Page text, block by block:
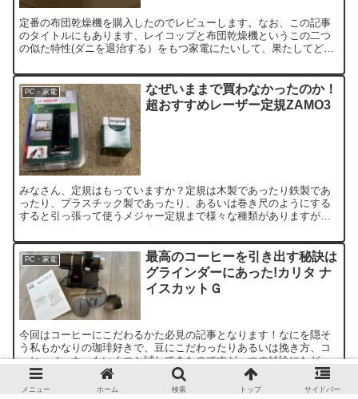
定番の布団乾燥機を購入したのでレビューします。なお、この記事
のタイトルにもあります、レイコップと布団乾燥機というこの二つ
の似た特性(ダニを退治する）をもつ家電にたいして、果たしてどち
PC・家電
なぜいままで買わなかったのか！
超おすすめレーザー定規ZAMO3
みなさん、定規はもっていますか？定規は木製であったり鉄製であ
ったり、プラスチック製であったり、あるいは巻き尺のようにする
すると引っ張って使うメジャー定規まで様々な種類がありますが一
PC・家電
最高のコーヒーを引き出す秘訣は
グラインダーにあった!カリタ ナ
イスカットＧ
今回はコーヒーにこだわるかた必見の記事となります！なにを隠そ
う私もかなりの珈琲好きで、豆にこだわったりあるいは挽き方、コ
ーヒーメーカーもいくつか試してきたのですが一つの結論にたどり
着けた商品を今回はレビューしたいと思います！ 最高のコーヒー...
メニュー ホーム 検索 トップ サイドバー